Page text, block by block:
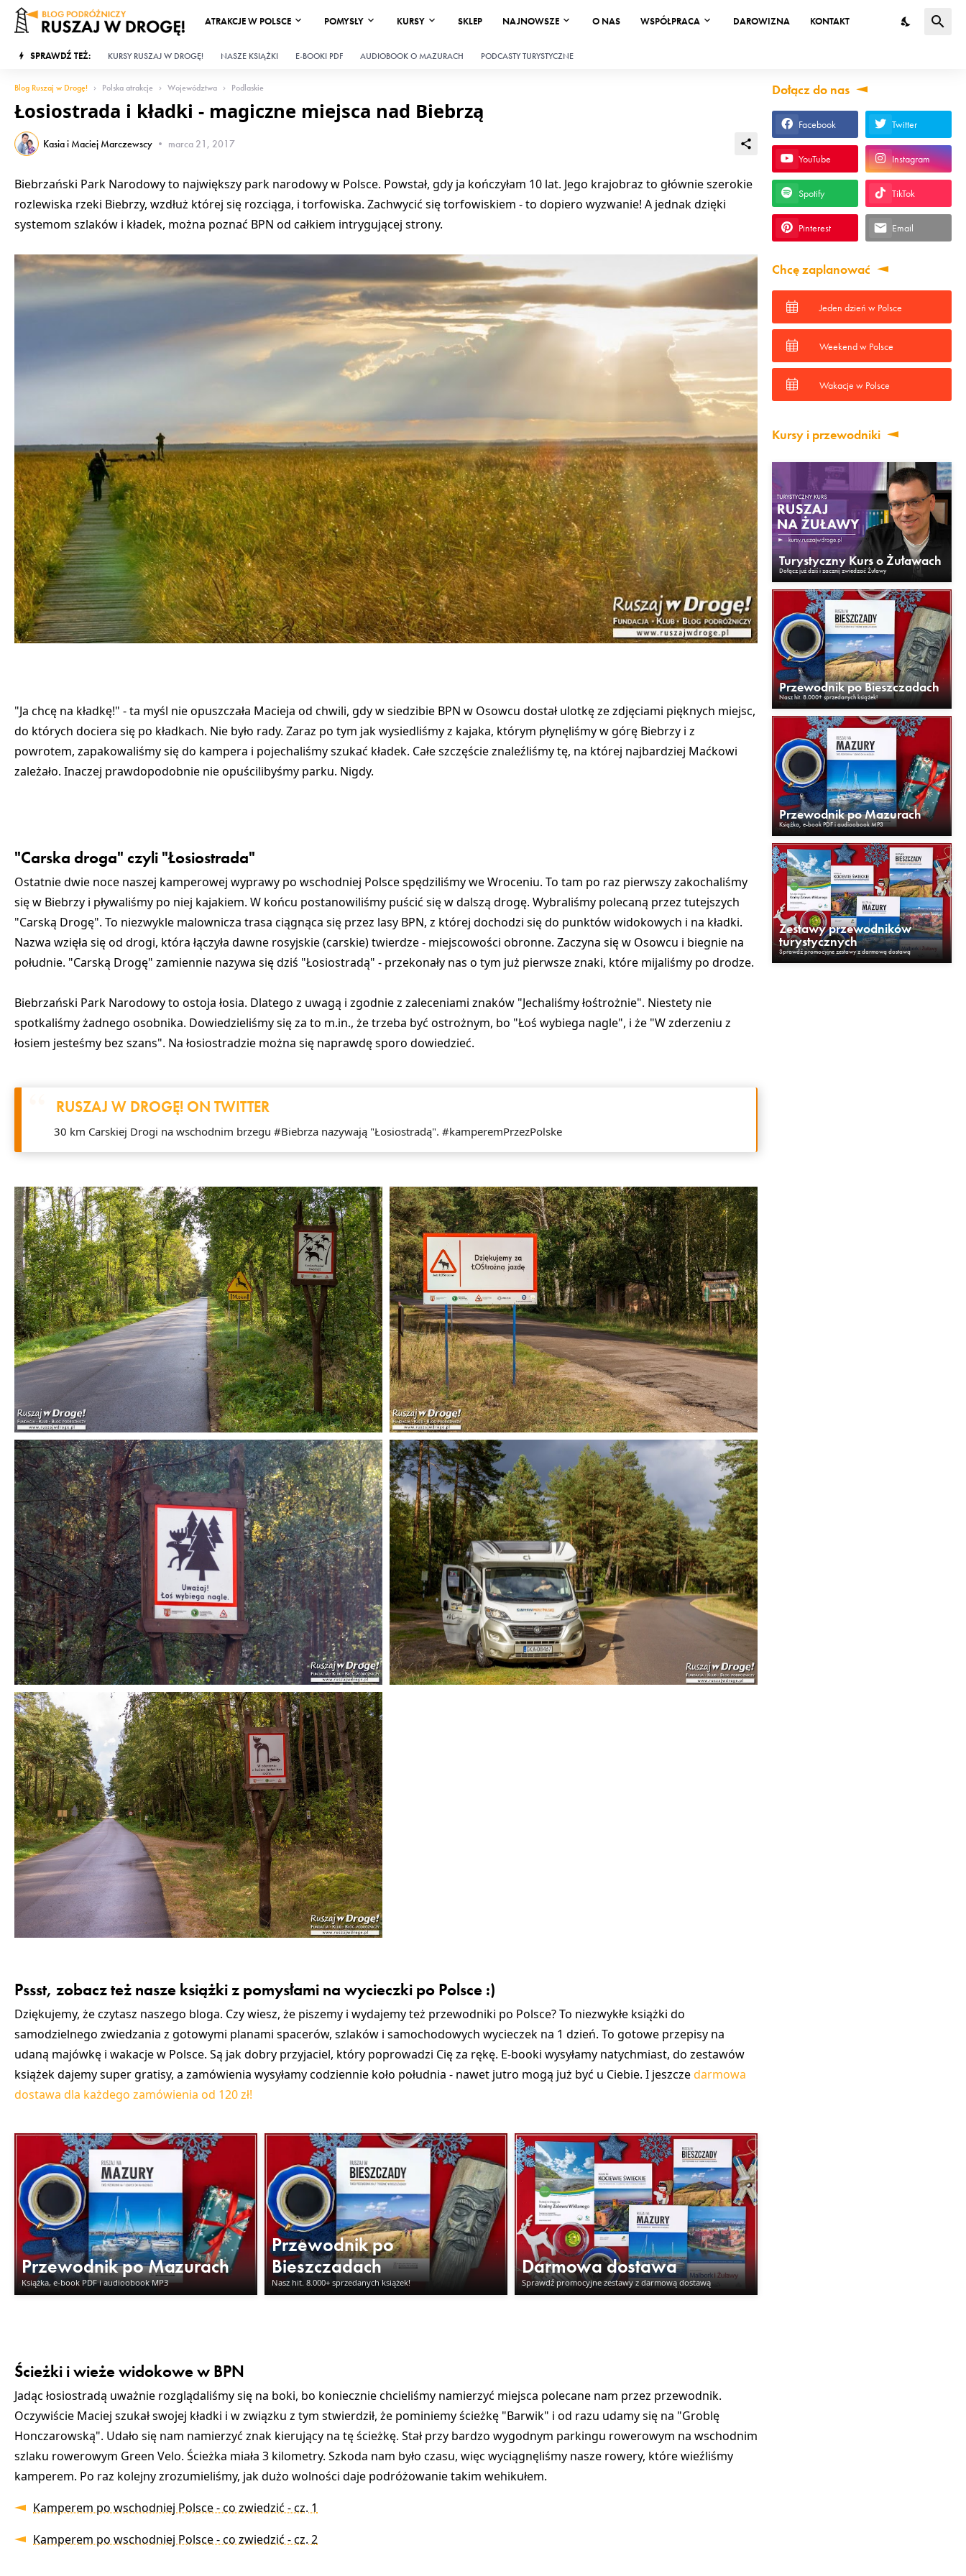
ATRAKCJE W POLSCE POMYSŁY KURSY SKLEP NAJNOWSZE O NAS WSPÓŁPRACA DAROWIZNA KONTAKT
SPRAWDŹ TEŻ: KURSY RUSZAJ W DROGĘ! NASZE KSIĄŻKI E-BOOKI PDF AUDIOBOOK O MAZURACH PODCASTY TURYSTYCZNE
Blog Ruszaj w Drogę! Polska atrakcje Województwa Podlaskie
Łosiostrada i kładki - magiczne miejsca nad Biebrzą
Kasia i Maciej Marczewscy • marca 21, 2017
Biebrzański Park Narodowy to największy park narodowy w Polsce. Powstał, gdy ja kończyłam 10 lat. Jego krajobraz to głównie szerokie
rozlewiska rzeki Biebrzy, wzdłuż której się rozciąga, i torfowiska. Zachwycić się torfowiskiem - to dopiero wyzwanie! A jednak dzięki
systemom szlaków i kładek, można poznać BPN od całkiem intrygującej strony.
"Ja chcę na kładkę!" - ta myśl nie opuszczała Macieja od chwili, gdy w siedzibie BPN w Osowcu dostał ulotkę ze zdjęciami pięknych miejsc,
do których dociera się po kładkach. Nie było rady. Zaraz po tym jak wysiedliśmy z kajaka, którym płynęliśmy w górę Biebrzy i z
powrotem, zapakowaliśmy się do kampera i pojechaliśmy szukać kładek. Całe szczęście znaleźliśmy tę, na której najbardziej Maćkowi
zależało. Inaczej prawdopodobnie nie opuścilibyśmy parku. Nigdy.
"Carska droga" czyli "Łosiostrada"
Ostatnie dwie noce naszej kamperowej wyprawy po wschodniej Polsce spędziliśmy we Wroceniu. To tam po raz pierwszy zakochaliśmy
się w Biebrzy i pływaliśmy po niej kajakiem. W końcu postanowiliśmy puścić się w dalszą drogę. Wybraliśmy polecaną przez tutejszych
"Carską Drogę". To niezwykle malownicza trasa ciągnąca się przez lasy BPN, z której dochodzi się do punktów widokowych i na kładki.
Nazwa wzięła się od drogi, która łączyła dawne rosyjskie (carskie) twierdze - miejscowości obronne. Zaczyna się w Osowcu i biegnie na
południe. "Carską Drogę" zamiennie nazywa się dziś "Łosiostradą" - przekonały nas o tym już pierwsze znaki, które mijaliśmy po drodze.
Biebrzański Park Narodowy to ostoja łosia. Dlatego z uwagą i zgodnie z zaleceniami znaków "Jechaliśmy łośtrożnie". Niestety nie
spotkaliśmy żadnego osobnika. Dowiedzieliśmy się za to m.in., że trzeba być ostrożnym, bo "Łoś wybiega nagle", i że "W zderzeniu z
łosiem jesteśmy bez szans". Na łosiostradzie można się naprawdę sporo dowiedzieć.
RUSZAJ W DROGĘ! ON TWITTER
30 km Carskiej Drogi na wschodnim brzegu #Biebrza nazywają "Łosiostradą". #kamperemPrzezPolske
Pssst, zobacz też nasze książki z pomysłami na wycieczki po Polsce :)
Dziękujemy, że czytasz naszego bloga. Czy wiesz, że piszemy i wydajemy też przewodniki po Polsce? To niezwykłe książki do
samodzielnego zwiedzania z gotowymi planami spacerów, szlaków i samochodowych wycieczek na 1 dzień. To gotowe przepisy na
udaną majówkę i wakacje w Polsce. Są jak dobry przyjaciel, który poprowadzi Cię za rękę. E-booki wysyłamy natychmiast, do zestawów
książek dajemy super gratisy, a zamówienia wysyłamy codziennie koło południa - nawet jutro mogą już być u Ciebie. I jeszczedarmowa
dostawa dla każdego zamówienia od 120 zł!
Przewodnik po Mazurach
Książka, e-book PDF i audioobook MP3
Przewodnik po
Bieszczadach
Nasz hit. 8.000+ sprzedanych książek!
Darmowa dostawa
Sprawdź promocyjne zestawy z darmową dostawą
Ścieżki i wieże widokowe w BPN
Jadąc łosiostradą uważnie rozglądaliśmy się na boki, bo koniecznie chcieliśmy namierzyć miejsca polecane nam przez przewodnik.
Oczywiście Maciej szukał swojej kładki i w związku z tym stwierdził, że pominiemy ścieżkę "Barwik" i od razu udamy się na "Groblę
Honczarowską". Udało się nam namierzyć znak kierujący na tę ścieżkę. Stał przy bardzo wygodnym parkingu rowerowym na wschodnim
szlaku rowerowym Green Velo. Ścieżka miała 3 kilometry. Szkoda nam było czasu, więc wyciągnęliśmy nasze rowery, które wieźliśmy
kamperem. Po raz kolejny zrozumieliśmy, jak dużo wolności daje podróżowanie takim wehikułem.
Kamperem po wschodniej Polsce - co zwiedzić - cz. 1
Kamperem po wschodniej Polsce - co zwiedzić - cz. 2
Dołącz do nas
Facebook Twitter
YouTube Instagram
Spotify TikTok
Pinterest Email
Chcę zaplanować
Jeden dzień w Polsce
Weekend w Polsce
Wakacje w Polsce
Kursy i przewodniki
Turystyczny Kurs o Żuławach
Dołącz już dziś i zacznij zwiedzać Żuławy
Przewodnik po Bieszczadach
Nasz hit. 8.000+ sprzedanych książek!
Przewodnik po Mazurach
Książka, e-book PDF i audioobook MP3
Zestawy przewodników
turystycznych
Sprawdź promocyjne zestawy z darmową dostawą